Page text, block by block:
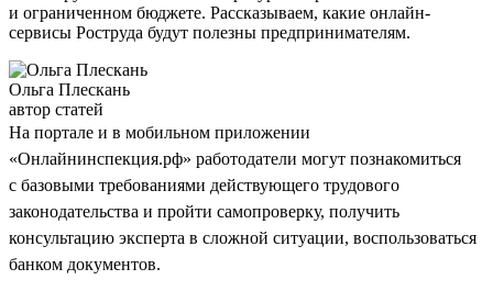
и ограниченном бюджете. Рассказываем, какие онлайн-
сервисы Роструда будут полезны предпринимателям.
Ольга Плескань
автор статей
На портале и в мобильном приложении
«Онлайнинспекция.рф» работодатели могут познакомиться
с базовыми требованиями действующего трудового
законодательства и пройти самопроверку, получить
консультацию эксперта в сложной ситуации, воспользоваться
банком документов.